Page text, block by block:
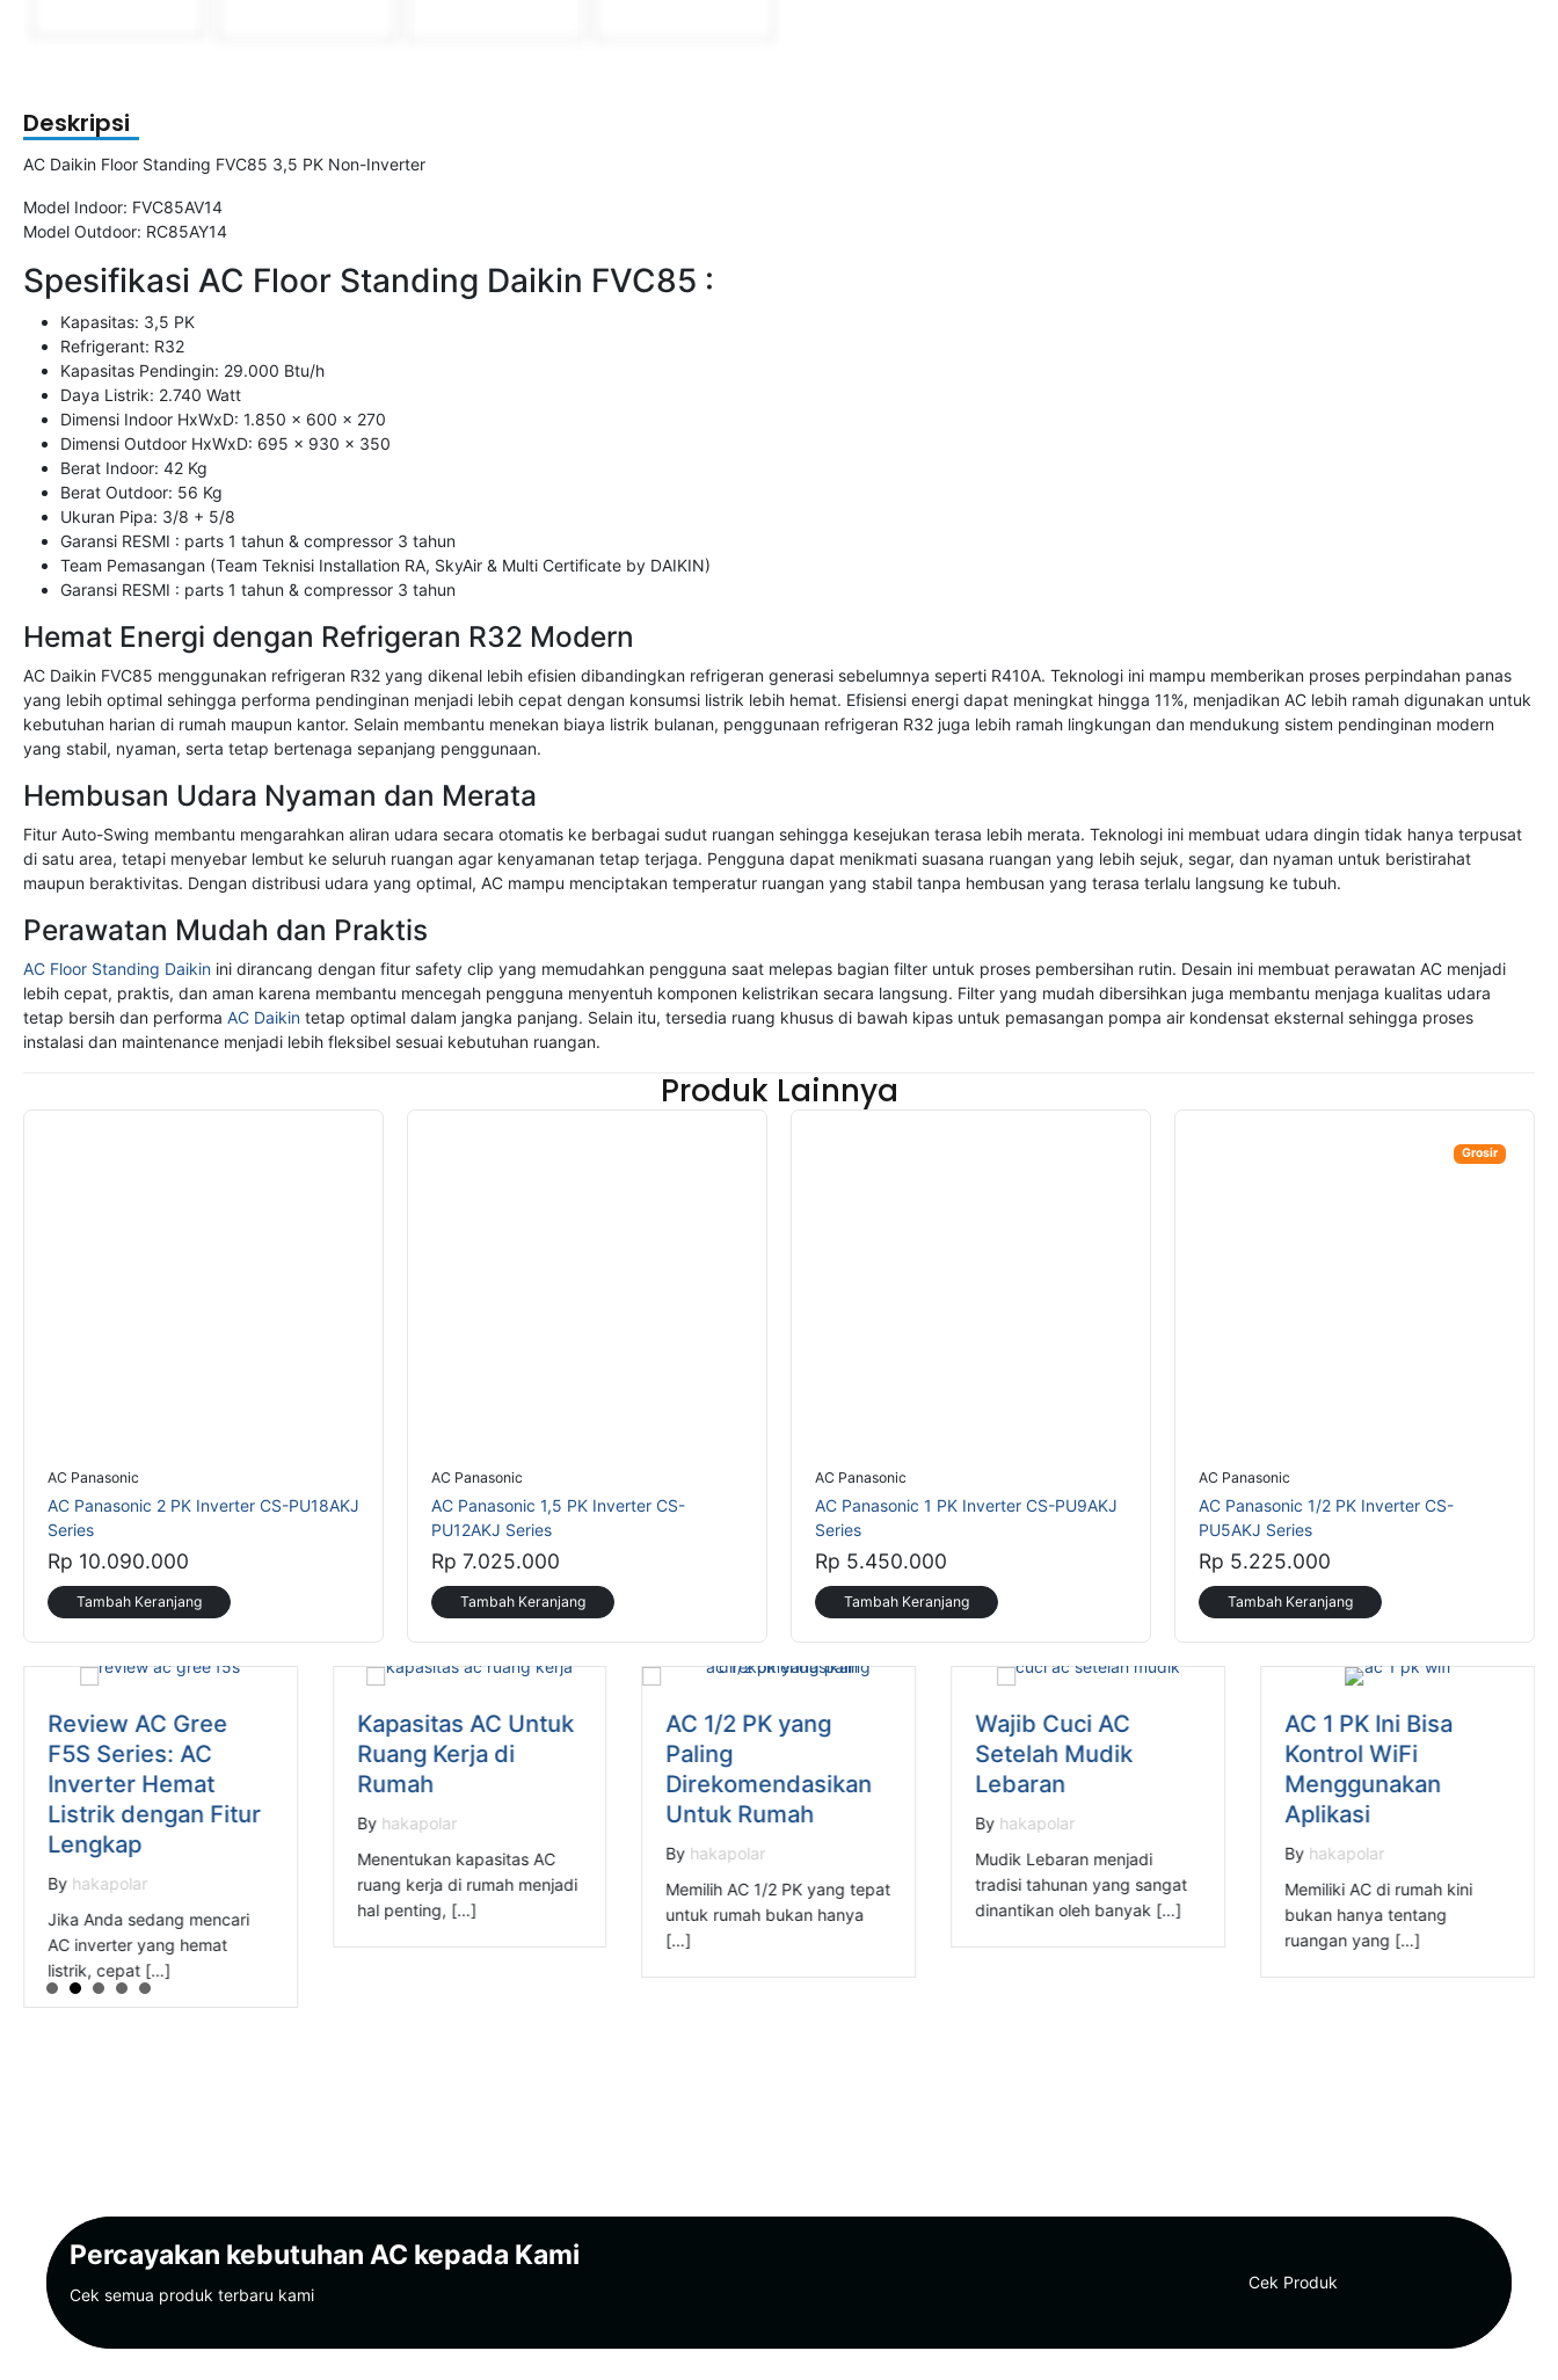
Deskripsi
AC Daikin Floor Standing FVC85 3,5 PK Non-Inverter
Model Indoor: FVC85AV14
Model Outdoor: RC85AY14
Spesifikasi AC Floor Standing Daikin FVC85 :
Kapasitas: 3,5 PK
Refrigerant: R32
Kapasitas Pendingin: 29.000 Btu/h
Daya Listrik: 2.740 Watt
Dimensi Indoor HxWxD: 1.850 x 600 x 270
Dimensi Outdoor HxWxD: 695 x 930 x 350
Berat Indoor: 42 Kg
Berat Outdoor: 56 Kg
Ukuran Pipa: 3/8 + 5/8
Garansi RESMI : parts 1 tahun & compressor 3 tahun
Team Pemasangan (Team Teknisi Installation RA, SkyAir & Multi Certificate by DAIKIN)
Garansi RESMI : parts 1 tahun & compressor 3 tahun
Hemat Energi dengan Refrigeran R32 Modern
AC Daikin FVC85 menggunakan refrigeran R32 yang dikenal lebih efisien dibandingkan refrigeran generasi sebelumnya seperti R410A. Teknologi ini mampu memberikan proses perpindahan panas
yang lebih optimal sehingga performa pendinginan menjadi lebih cepat dengan konsumsi listrik lebih hemat. Efisiensi energi dapat meningkat hingga 11%, menjadikan AC lebih ramah digunakan untuk
kebutuhan harian di rumah maupun kantor. Selain membantu menekan biaya listrik bulanan, penggunaan refrigeran R32 juga lebih ramah lingkungan dan mendukung sistem pendinginan modern
yang stabil, nyaman, serta tetap bertenaga sepanjang penggunaan.
Hembusan Udara Nyaman dan Merata
Fitur Auto-Swing membantu mengarahkan aliran udara secara otomatis ke berbagai sudut ruangan sehingga kesejukan terasa lebih merata. Teknologi ini membuat udara dingin tidak hanya terpusat
di satu area, tetapi menyebar lembut ke seluruh ruangan agar kenyamanan tetap terjaga. Pengguna dapat menikmati suasana ruangan yang lebih sejuk, segar, dan nyaman untuk beristirahat
maupun beraktivitas. Dengan distribusi udara yang optimal, AC mampu menciptakan temperatur ruangan yang stabil tanpa hembusan yang terasa terlalu langsung ke tubuh.
Perawatan Mudah dan Praktis
AC Floor Standing Daikin ini dirancang dengan fitur safety clip yang memudahkan pengguna saat melepas bagian filter untuk proses pembersihan rutin. Desain ini membuat perawatan AC menjadi
lebih cepat, praktis, dan aman karena membantu mencegah pengguna menyentuh komponen kelistrikan secara langsung. Filter yang mudah dibersihkan juga membantu menjaga kualitas udara
tetap bersih dan performa AC Daikin tetap optimal dalam jangka panjang. Selain itu, tersedia ruang khusus di bawah kipas untuk pemasangan pompa air kondensat eksternal sehingga proses
instalasi dan maintenance menjadi lebih fleksibel sesuai kebutuhan ruangan.
Produk Lainnya
AC Panasonic
AC Panasonic 2 PK Inverter CS-PU18AKJ
Series
Rp 10.090.000
Tambah Keranjang
AC Panasonic
AC Panasonic 1,5 PK Inverter CS-
PU12AKJ Series
Rp 7.025.000
Tambah Keranjang
AC Panasonic
AC Panasonic 1 PK Inverter CS-PU9AKJ
Series
Rp 5.450.000
Tambah Keranjang
Grosir
AC Panasonic
AC Panasonic 1/2 PK Inverter CS-
PU5AKJ Series
Rp 5.225.000
Tambah Keranjang
Review AC Gree
F5S Series: AC
Inverter Hemat
Listrik dengan Fitur
Lengkap
By hakapolar
Jika Anda sedang mencari
AC inverter yang hemat
listrik, cepat […]
Kapasitas AC Untuk
Ruang Kerja di
Rumah
By hakapolar
Menentukan kapasitas AC
ruang kerja di rumah menjadi
hal penting, […]
AC 1/2 PK yang
Paling
Direkomendasikan
Untuk Rumah
By hakapolar
Memilih AC 1/2 PK yang tepat
untuk rumah bukan hanya
[…]
Wajib Cuci AC
Setelah Mudik
Lebaran
By hakapolar
Mudik Lebaran menjadi
tradisi tahunan yang sangat
dinantikan oleh banyak […]
AC 1 PK Ini Bisa
Kontrol WiFi
Menggunakan
Aplikasi
By hakapolar
Memiliki AC di rumah kini
bukan hanya tentang
ruangan yang […]
Percayakan kebutuhan AC kepada Kami
Cek semua produk terbaru kami
Cek Produk